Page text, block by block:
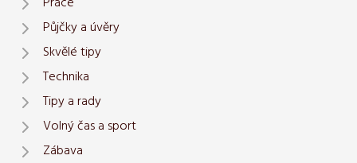
Půjčky a úvěry
Skvělé tipy
Technika
Tipy a rady
Volný čas a sport
Zábava